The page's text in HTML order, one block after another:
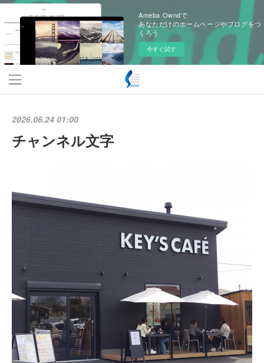
Ameba Owndで
あなただけのホームページやブログをつ
くろう
今すぐ試す
2026.06.24 01:00
チャンネル文字